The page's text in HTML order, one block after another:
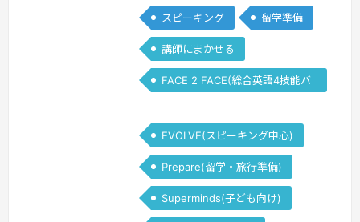
スピーキング 留学準備
講師にまかせる
FACE 2 FACE(総合英語4技能バ
EVOLVE(スピーキング中心)
Prepare(留学・旅行準備)
Superminds(子ども向け)